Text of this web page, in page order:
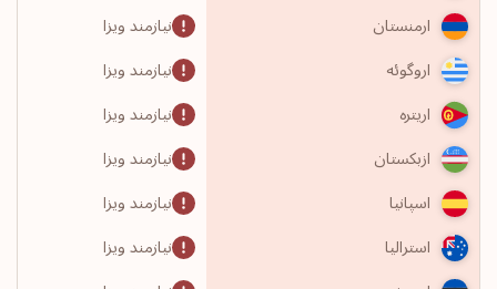
ارمنستان
نیازمند ویزا
اروگوئه
نیازمند ویزا
اریتره
نیازمند ویزا
ازبکستان
نیازمند ویزا
اسپانیا
نیازمند ویزا
استرالیا
نیازمند ویزا